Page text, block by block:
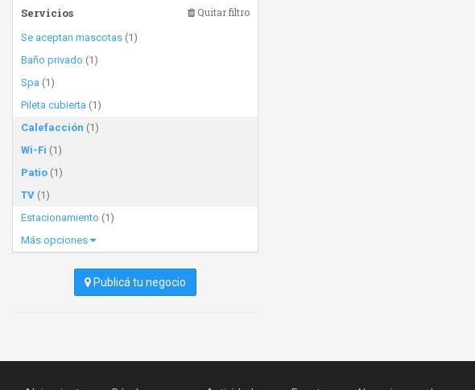
Servicios Quitar filtro
Se aceptan mascotas (1)
Baño privado (1)
Spa (1)
Pileta cubierta (1)
Calefacción (1)
Wi-Fi (1)
Patio (1)
TV (1)
Estacionamiento (1)
Más opciones
Publicá tu negocio